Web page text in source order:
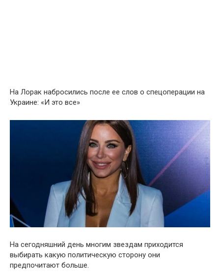
На Лорак набросились после ее слов о спецоперации на
Украине: «И это все»
На сегодняшний день многим звездам приходится
выбирать какую политическую сторону они
предпочитают больше.